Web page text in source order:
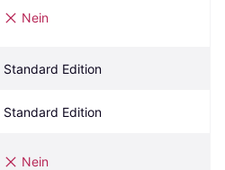
Nein
Standard Edition
Standard Edition
Nein